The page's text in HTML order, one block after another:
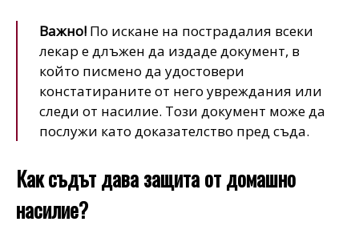
Важно! По искане на пострадалия всеки
лекар е длъжен да издаде документ, в
който писмено да удостовери
констатираните от него увреждания или
следи от насилие. Този документ може да
послужи като доказателство пред съда.
Как съдът дава защита от домашно
насилие?